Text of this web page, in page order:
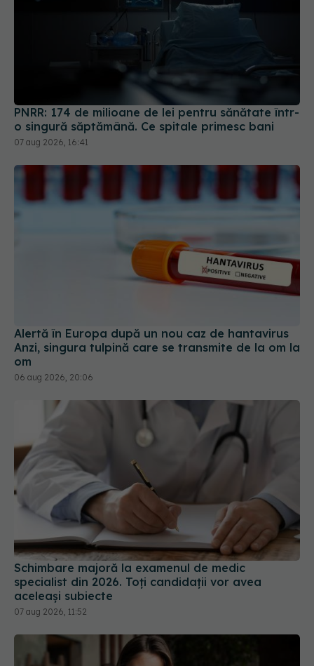
PNRR: 174 de milioane de lei pentru sănătate într-
o singură săptămână. Ce spitale primesc bani
Alertă în Europa după un nou caz de hantavirus
Anzi, singura tulpină care se transmite de la om la
06 aug 2026, 20:06
Schimbare majoră la examenul de medic
specialist din 2026. Toți candidații vor avea
aceleași subiecte
07 aug 2026, 11:52